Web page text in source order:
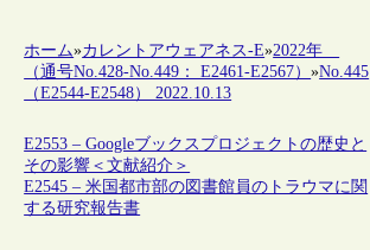
ホーム»カレントアウェアネス-E»2022年
（通号No.428-No.449： E2461-E2567）»No.445
（E2544-E2548） 2022.10.13
E2553 – Googleブックスプロジェクトの歴史と
その影響＜文献紹介＞
E2545 – 米国都市部の図書館員のトラウマに関
する研究報告書